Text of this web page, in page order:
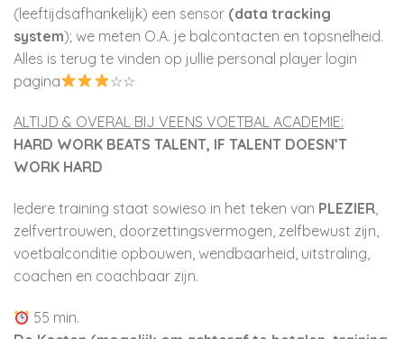
(leeftijdsafhankelijk) een sensor (data tracking
system); we meten O.A. je balcontacten en topsnelheid.
Alles is terug te vinden op jullie personal player login
pagina
☆☆
ALTIJD & OVERAL BIJ VEENS VOETBAL ACADEMIE:
HARD WORK BEATS TALENT, IF TALENT DOESN’T
WORK HARD
Iedere training staat sowieso in het teken van PLEZIER,
zelfvertrouwen, doorzettingsvermogen, zelfbewust zijn,
voetbalconditie opbouwen, wendbaarheid, uitstraling,
coachen en coachbaar zijn.
55 min.